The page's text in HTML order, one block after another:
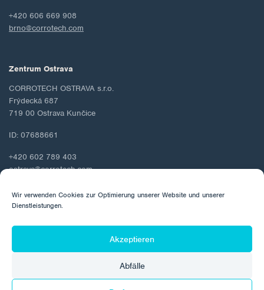
Wir verwenden Cookies zur Optimierung unserer Website und unserer
Dienstleistungen.
Akzeptieren
Abfälle
+420 606 669 908
brno@corrotech.com
Zentrum Ostrava
CORROTECH OSTRAVA s.r.o.
Frýdecká 687
719 00 Ostrava Kunčice
ID: 07688661
+420 602 789 403
ostrava@corrotech.com
© 2026 Corrotech